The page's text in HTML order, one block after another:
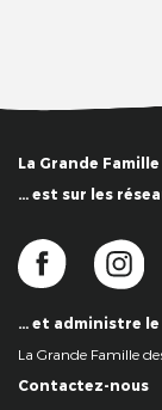
La Grande
… est sur les
… et administre
La Grande Famille
Contactez-nous